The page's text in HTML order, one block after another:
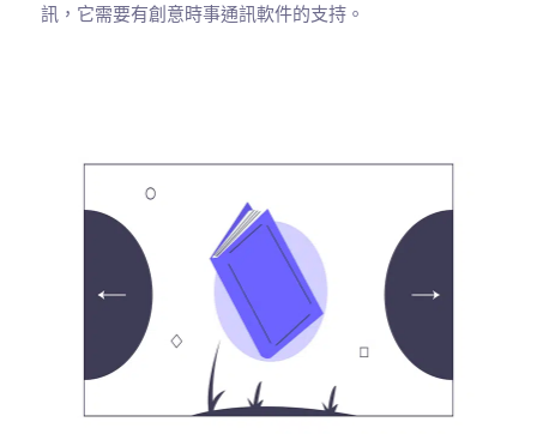
訊，它需要有創意時事通訊軟件的支持。